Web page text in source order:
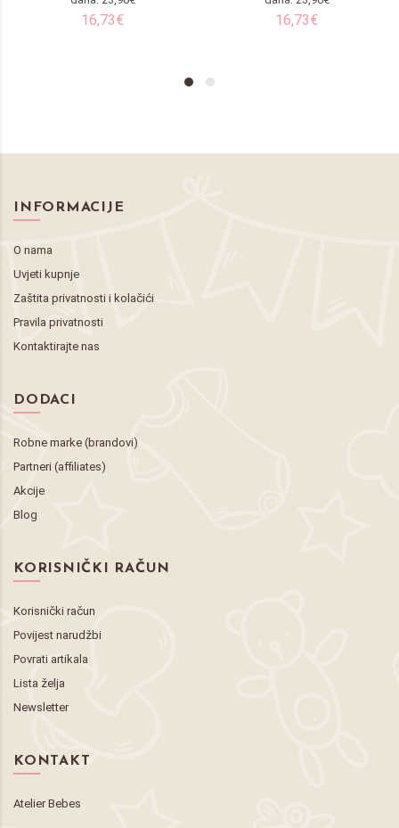
16,73€ 16,73€
INFORMACIJE
O nama
Uvjeti kupnje
Zaštita privatnosti i kolačići
Pravila privatnosti
Kontaktirajte nas
DODACI
Robne marke (brandovi)
Partneri (affiliates)
Akcije
Blog
KORISNIČKI RAČUN
Korisnički račun
Povijest narudžbi
Povrati artikala
Lista želja
Newsletter
KONTAKT
Atelier Bebes